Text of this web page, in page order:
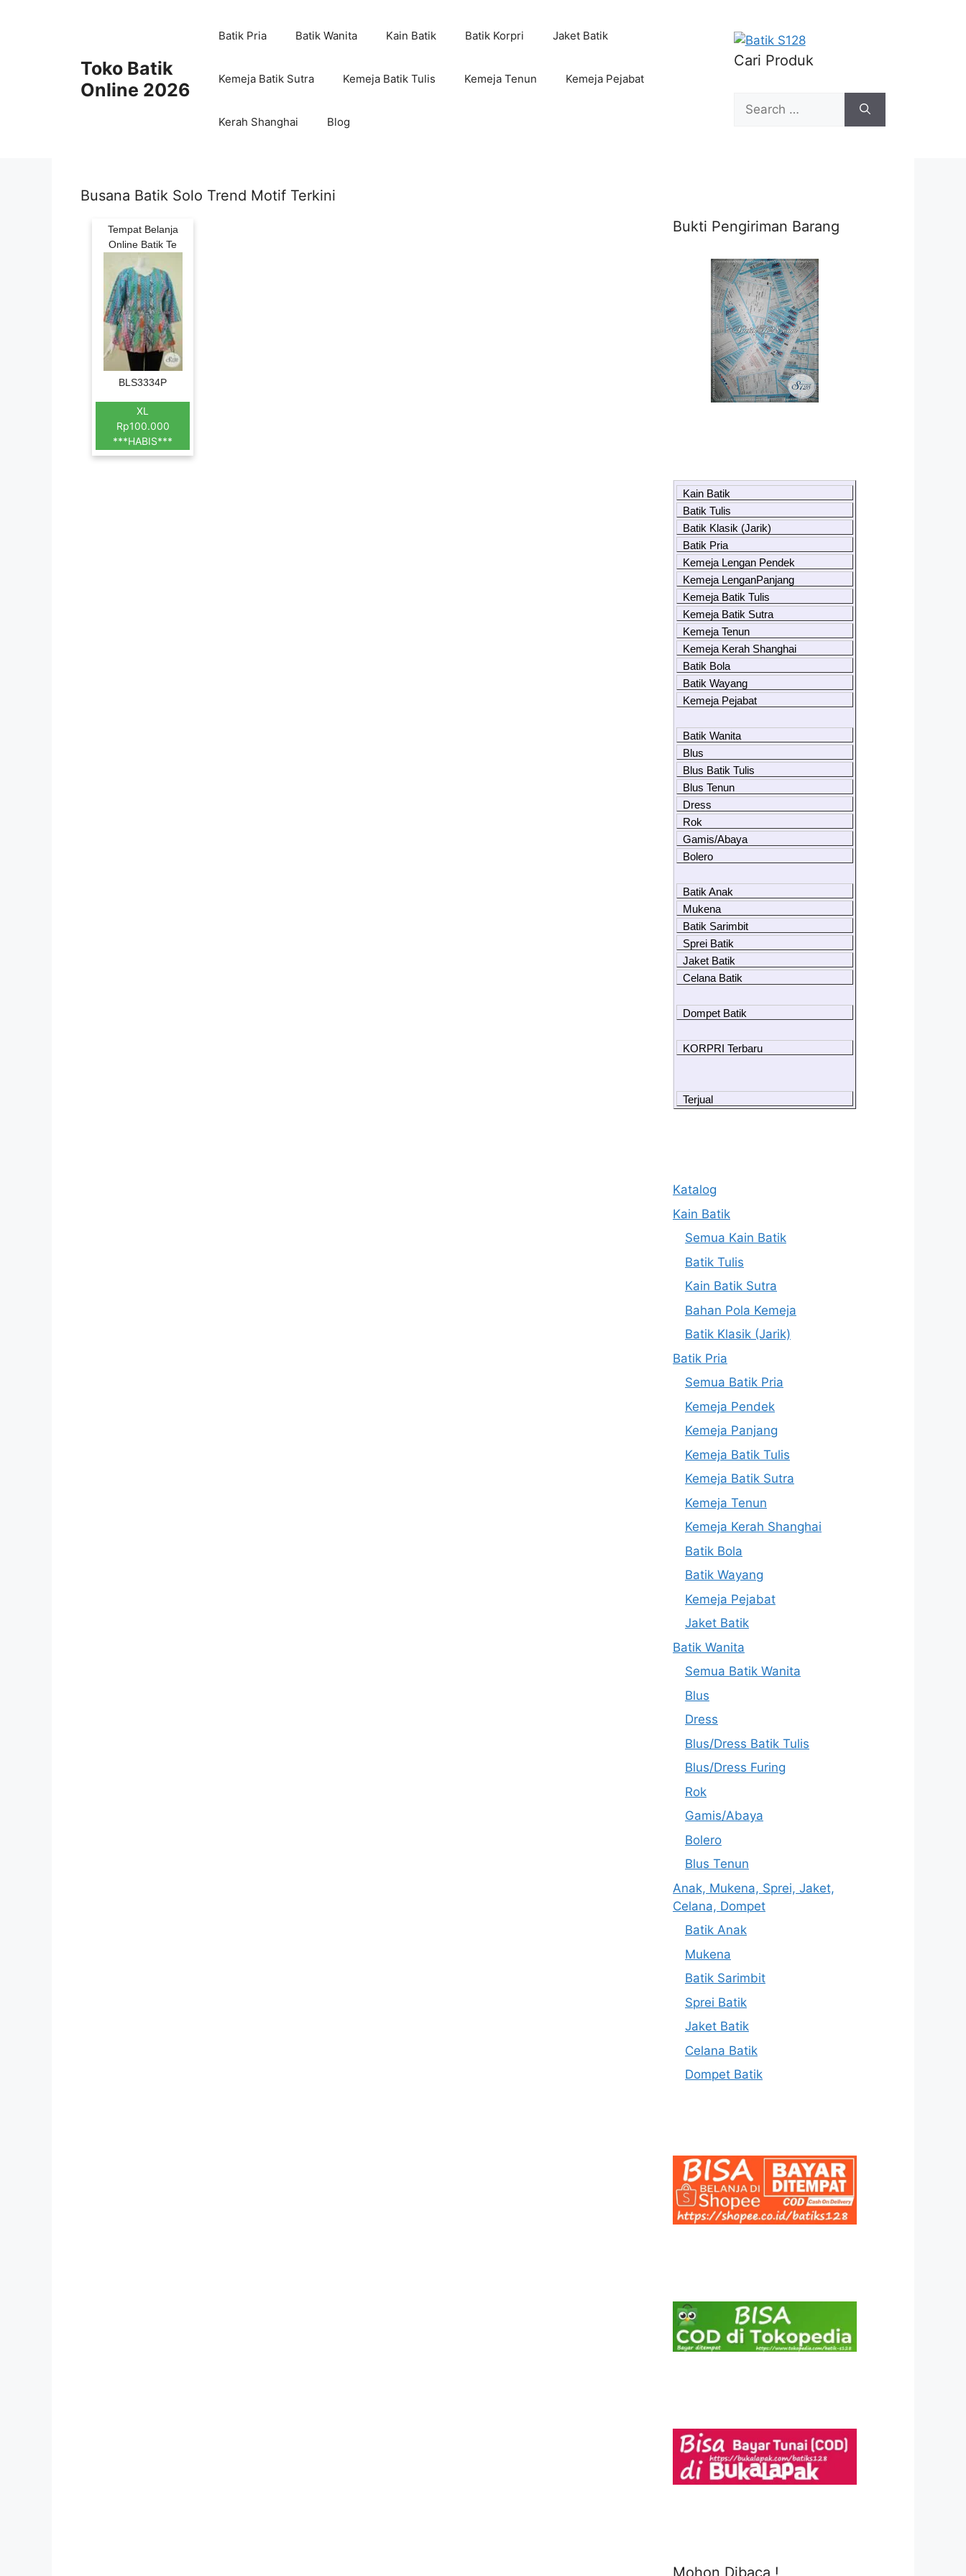
Toko Batik
Online 2026
Batik Pria Batik Wanita Kain Batik Batik Korpri Jaket Batik
Kemeja Batik Sutra Kemeja Batik Tulis Kemeja Tenun Kemeja Pejabat
Kerah Shanghai Blog
Cari Produk
Search
for:
Busana Batik Solo Trend Motif Terkini
Tempat Belanja
Online Batik Te
BLS3334P
XL
Rp100.000
***HABIS***
Bukti Pengiriman Barang
Kain Batik
Batik Tulis
Batik Klasik (Jarik)
Batik Pria
Kemeja Lengan Pendek
Kemeja LenganPanjang
Kemeja Batik Tulis
Kemeja Batik Sutra
Kemeja Tenun
Kemeja Kerah Shanghai
Batik Bola
Batik Wayang
Kemeja Pejabat
Batik Wanita
Blus
Blus Batik Tulis
Blus Tenun
Dress
Rok
Gamis/Abaya
Bolero
Batik Anak
Mukena
Batik Sarimbit
Sprei Batik
Jaket Batik
Celana Batik
Dompet Batik
KORPRI Terbaru
Terjual
Katalog
Kain Batik
Semua Kain Batik
Batik Tulis
Kain Batik Sutra
Bahan Pola Kemeja
Batik Klasik (Jarik)
Batik Pria
Semua Batik Pria
Kemeja Pendek
Kemeja Panjang
Kemeja Batik Tulis
Kemeja Batik Sutra
Kemeja Tenun
Kemeja Kerah Shanghai
Batik Bola
Batik Wayang
Kemeja Pejabat
Jaket Batik
Batik Wanita
Semua Batik Wanita
Blus
Dress
Blus/Dress Batik Tulis
Blus/Dress Furing
Rok
Gamis/Abaya
Bolero
Blus Tenun
Anak, Mukena, Sprei, Jaket,
Celana, Dompet
Batik Anak
Mukena
Batik Sarimbit
Sprei Batik
Jaket Batik
Celana Batik
Dompet Batik
Mohon Dibaca !